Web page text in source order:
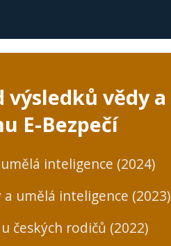
výsledků vědy a
E-Bezpečí
inteligence (2024)
a umělá inteligence (2023)
českých rodičů (2022)